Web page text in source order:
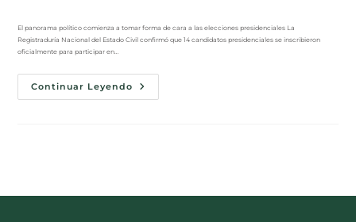
El panorama político comienza a tomar forma de cara a las elecciones presidenciales La
Registraduría Nacional del Estado Civil confirmó que 14 candidatos presidenciales se inscribieron
oficialmente para participar en…
Continuar Leyendo